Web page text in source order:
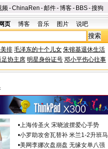
频-ChinaRen -邮件-博客- BBS-搜狗
网页 博客 音乐 图片 说吧
排 毛泽东的十个儿女 朱镕基退休生活
足协主席 明星身份证号 邓小平伤心往事
•上海传圣火 宋晓波摆爱心手势
•小罗助攻舍瓦替补 米兰1-2升班马
•美网李娜次盘崩盘 无缘女单八强